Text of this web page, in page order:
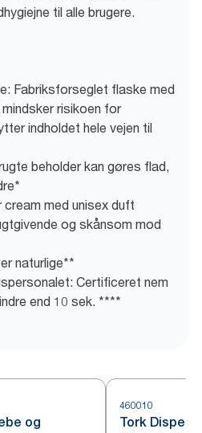
til alle brugere.
Fabriksforseglet flaske med
risikoen for
indholdet hele vejen til
beholder kan gøres flad,
med unisex duft
og skånsom mod
naturlige**
Certificeret nem
end 10 sek. ****
og
460010
Tork